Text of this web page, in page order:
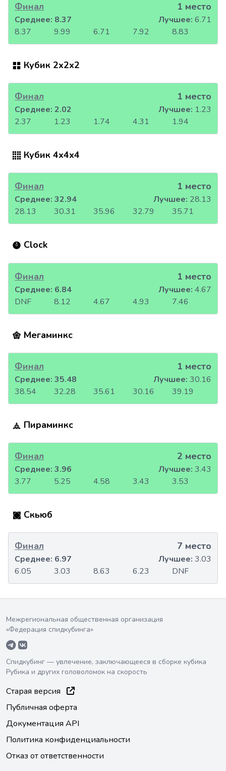
Финал 1 место
8.37 9.99 6.71 7.92 8.83
Среднее: 8.37 Лучшее: 6.71
Кубик 2x2x2
Финал 1 место
2.37 1.23 1.74 4.31 1.94
Среднее: 2.02 Лучшее: 1.23
Кубик 4x4x4
Финал 1 место
28.13 30.31 35.96 32.79 35.71
Среднее: 32.94 Лучшее: 28.13
Clock
Финал 1 место
DNF 8.12 4.67 4.93 7.46
Среднее: 6.84 Лучшее: 4.67
Мегаминкс
Финал 1 место
38.54 32.28 35.61 30.16 39.19
Среднее: 35.48 Лучшее: 30.16
Пираминкс
Финал 2 место
3.77 5.25 4.58 3.43 3.53
Среднее: 3.96 Лучшее: 3.43
Скьюб
Финал 7 место
6.05 3.03 8.63 6.23 DNF
Среднее: 6.97 Лучшее: 3.03
Межрегиональная общественная организация
«Федерация спидкубинга»
Спидкубинг — увлечение, заключающееся в сборке кубика
Рубика и других головоломок на скорость
Старая версия
Публичная оферта
Документация API
Политика конфиденциальности
Отказ от ответственности